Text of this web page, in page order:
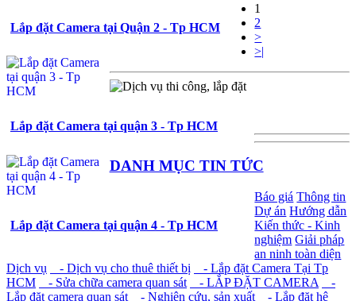
Lắp đặt Camera tại Quận 2 - Tp HCM
Lắp đặt Camera tại quận 3 - Tp HCM
Lắp đặt Camera tại quận 4 - Tp HCM
1
2
>
>|
DANH MỤC TIN TỨC
Báo giá Thông tin
Dự án Hướng dẫn
Kiến thức - Kinh
nghiệm Giải pháp
an ninh toàn diện
Dịch vụ
- Dịch vụ cho thuê thiết bị
- Lắp đặt Camera Tại Tp
HCM
- Sửa chữa camera quan sát - LẮP ĐẶT CAMERA
-
Lắp đặt camera quan sát
- Nghiên cứu, sản xuất - Lắp đặt hệ